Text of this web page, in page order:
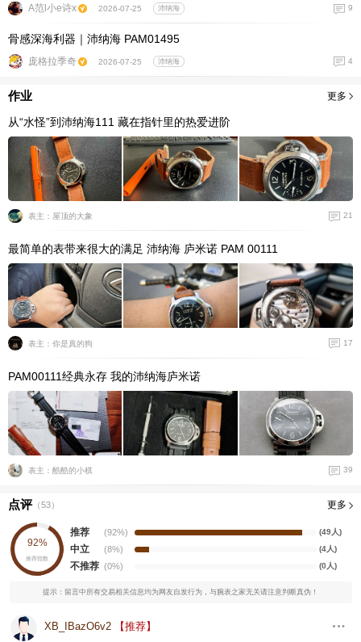
A范l小e诗x 2026-07-25 沛纳海 9
骨感深海利器｜沛纳海 PAM01495
庞格拉季奇 2026-07-25 沛纳海 4
作业 更多
从“水怪”到沛纳海111 藏在指针里的热爱进阶
表主：屋顶的大象 21
最简单的表带来很大的满足 沛纳海 庐米诺 PAM 00111
表主：你是真的狗 17
PAM00111经典永存 我的沛纳海庐米诺
表主：酷酷的小棋 39
点评（53） 更多
92%
推荐指数
推荐 (92%) (49人)
中立 (8%) (4人)
不推荐 (0%) (0人)
提示：留言中所有交易相关信息均为网友自发行为，与腕表之家无关请注意判断真伪！
XB_IBazO6v2 【推荐】